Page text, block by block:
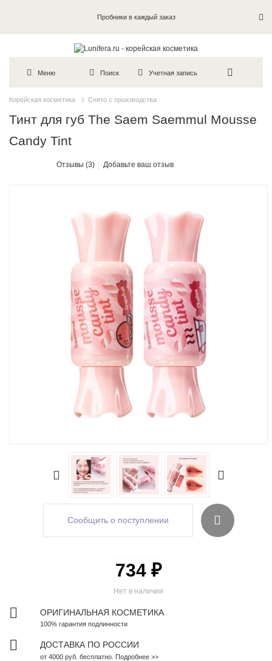
Пробники в каждый заказ
Меню Поиск Учетная запись
Корейская косметика Снято с производства
Тинт для губ The Saem Saemmul Mousse
Candy Tint
Отзывы (3) Добавьте ваш отзыв
Сообщить о поступлении
Нет в наличии
734 ₽
ОРИГИНАЛЬНАЯ КОСМЕТИКА
100% гарантия подлинности
ДОСТАВКА ПО РОССИИ
от 4000 руб. бесплатно. Подробнее >>